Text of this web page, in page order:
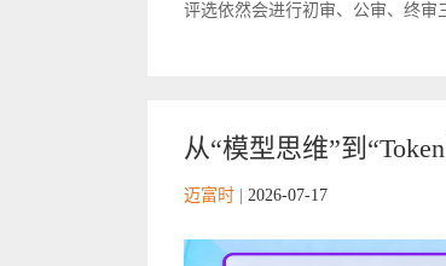
评选依然会进行初审、公审、终
从“模型思维”到
迈富时 2026-07-17